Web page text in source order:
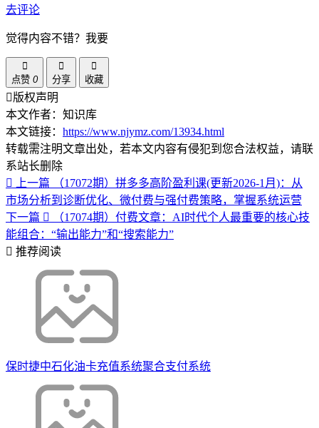
去评论
觉得内容不错？我要
点赞 0 分享 收藏
版权声明
本文作者：知识库
本文链接： https://www.njymz.com/13934.html
转载需注明文章出处，若本文内容有侵犯到您合法权益，请联
系站长删除
上一篇
（17072期）拼多多高阶盈利课(更新2026-1月)：从
市场分析到诊断优化、微付费与强付费策略，掌握系统运营
下一篇
（17074期）付费文章：AI时代个人最重要的核心技
能组合：“输出能力”和“搜索能力”
推荐阅读
保时捷中石化油卡充值系统聚合支付系统